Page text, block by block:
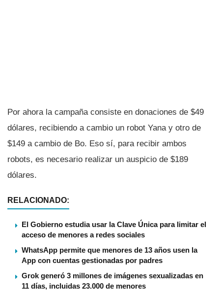
Por ahora la campaña consiste en donaciones de $49
dólares, recibiendo a cambio un robot Yana y otro de
$149 a cambio de Bo. Eso sí­, para recibir ambos
robots, es necesario realizar un auspicio de $189
dólares.
RELACIONADO:
El Gobierno estudia usar la Clave Única para limitar el
acceso de menores a redes sociales
WhatsApp permite que menores de 13 años usen la
App con cuentas gestionadas por padres
Grok generó 3 millones de imágenes sexualizadas en
11 días, incluidas 23.000 de menores